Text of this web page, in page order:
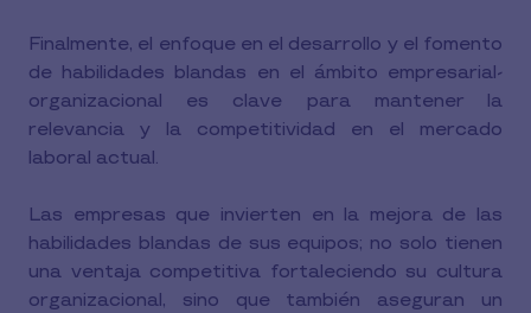
Finalmente, el enfoque en el desarrollo y el fomento
de habilidades blandas en el ámbito empresarial-
organizacional es clave para mantener la
relevancia y la competitividad en el mercado
laboral actual.
Las empresas que invierten en la mejora de las
habilidades blandas de sus equipos; no solo tienen
una ventaja competitiva fortaleciendo su cultura
organizacional, sino que también aseguran un